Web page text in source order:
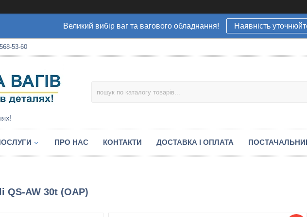
Великий вибір ваг та вагового обладнання! Наявність
53-60
ПРО НАС КОНТАКТИ ДОСТАВКА І ОПЛАТА
QS-AW 30t (OAP)